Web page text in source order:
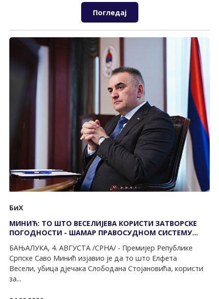
Погледај
БиХ
МИНИЋ: ТО ШТО ВЕСЕЛИЈЕВА КОРИСТИ ЗАТВОРСКЕ
ПОГОДНОСТИ - ШАМАР ПРАВОСУДНОМ СИСТЕМУ
БАЊАЛУКА, 4. АВГУСТА /СРНА/ - Премијер Републике
Српске Саво Минић изјавио је да то што Елфета
Весели, убица дјечака Слободана Стојановића, користи
за...